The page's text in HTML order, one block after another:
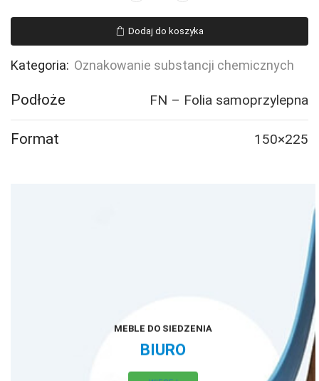
Substancja
utleniająca
Dodaj do koszyka
Kategoria: Oznakowanie substancji chemicznych
Podłoże FN – Folia samoprzylepna
Format 150×225
MEBLE DO SIEDZENIA
BIURO